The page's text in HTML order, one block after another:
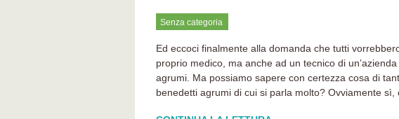
Senza categoria
Ed eccoci finalmente alla domanda che tutti
proprio medico, ma anche ad un tecnico di
agrumi. Ma possiamo sapere con certezza cosa di
benedetti agrumi di cui si parla molto? Ovviamente